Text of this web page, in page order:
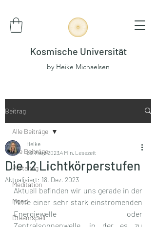
Kosmische Universität
by Heike Michaelsen
Beitrag
Alle Beiträge
Portaltag
Meditation
Mond
Dreamspell
Alle Beiträge
Die 12 Lichtkörperstufen
Heike
23. März 20234 Min. Lesezeit
Aktualisiert: 18. Dez. 2023
Aktuell befinden wir uns gerade in der
Mitte einer sehr stark einströmenden
Energiewelle oder